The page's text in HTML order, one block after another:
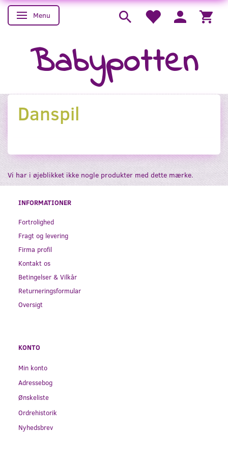
Skifte navigation
Menu
Babypotten
Danspil
Vi har i øjeblikket ikke nogle produkter med dette mærke.
INFORMATIONER
Fortrolighed
Fragt og levering
Firma profil
Kontakt os
Betingelser & Vilkår
Returneringsformular
Oversigt
KONTO
Min konto
Adressebog
Ønskeliste
Ordrehistorik
Nyhedsbrev